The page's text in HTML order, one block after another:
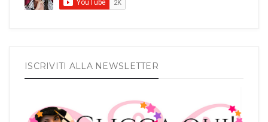
ISCRIVITI ALLA NEWSLETTER